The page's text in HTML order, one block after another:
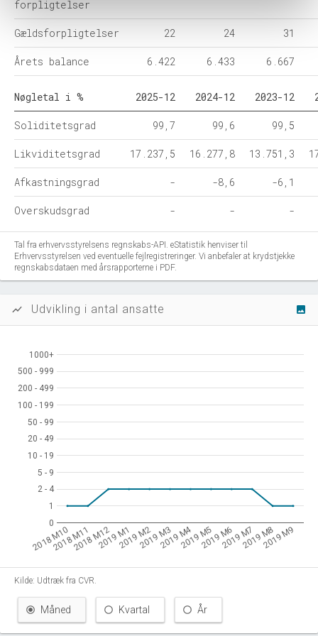
forpligtelser
Gældsforpligtelser 22 24 31
Årets balance 6.422 6.433 6.667
Nøgletal i % 2025-12 2024-12 2023-12
Soliditetsgrad 99,7 99,6 99,5
Likviditetsgrad 17.237,5 16.277,8 13.751,3
Afkastningsgrad - -8,6 -6,1
Overskudsgrad - - -
Tal fra erhvervsstyrelsens regnskabs-API. eStatistik henviser til
Erhvervsstyrelsen ved eventuelle fejlregistreringer. Vi anbefaler at krydstjekke
regnskabsdataen med årsrapporterne i PDF.
show_chart Udvikling i antal ansatte image
2018 M102018 M112018 M122019 M12019 M22019 M32019 M42019 M52019 M62019 M72019 M82019 M9
0
0
11
2 - 4
2 - 4
5 - 9
5 - 9
10 - 19
10 - 19
20 - 49
20 - 49
50 - 99
50 - 99
100 - 199
100 - 199
200 - 499
200 - 499
500 - 999
500 - 999
1000+
1000+
Kilde: Udtræk fra CVR.
Måned Kvartal År